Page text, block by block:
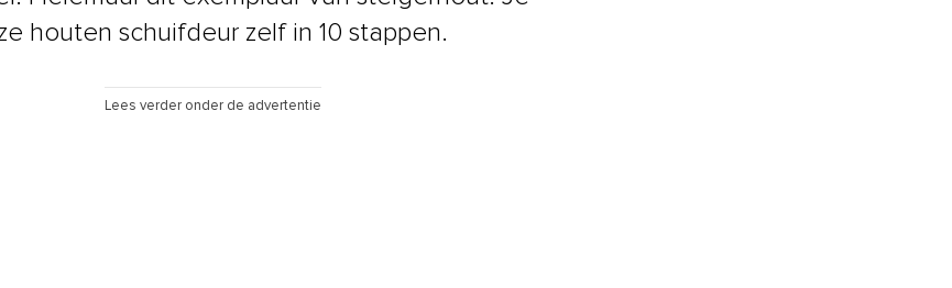
houten schuifdeur zelf in 10 stappen.
Lees verder onder de advertentie